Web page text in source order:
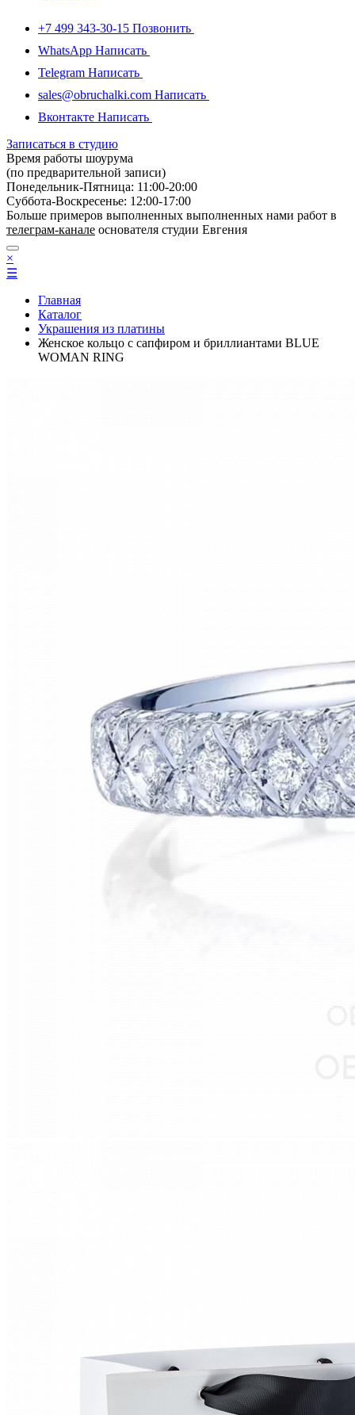
+7 499 343-30-15 Позвонить
WhatsApp Написать
Telegram Написать
sales@obruchalki.com Написать
Вконтакте Написать
Записаться в студию
Время работы шоурума
(по предварительной записи)
Понедельник-Пятница: 11:00-20:00
Суббота-Bоcкресенье: 12:00-17:00
Больше примеров выполненных выполненных нами работ в
телеграм-канале основателя студии Евгения
×
☰
Главная
Каталог
Украшения из платины
Женское кольцо с сапфиром и бриллиантами BLUE
WOMAN RING